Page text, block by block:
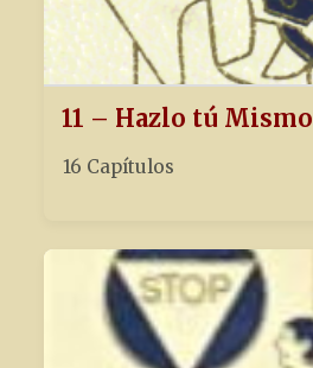
11 – Hazlo tú Mismo
16 Capítulos